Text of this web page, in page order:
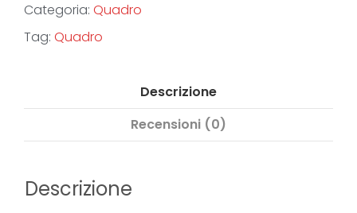
Categoria: Quadro
Tag: Quadro
Descrizione
Recensioni (0)
Descrizione